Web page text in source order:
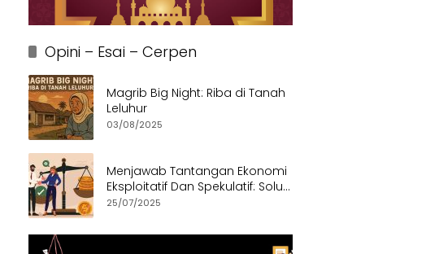
Opini – Esai – Cerpen
Magrib Big Night: Riba di Tanah
Leluhur
03/08/2025
Menjawab Tantangan Ekonomi
Eksploitatif Dan Spekulatif: Solusi
Etis dan Berkeadilan
25/07/2025